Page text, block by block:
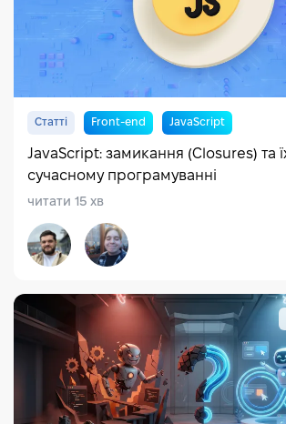
Статті Front-end JavaScript
JavaScript: замикання (Closures) та
сучасному програмуванні
читати 15 хв